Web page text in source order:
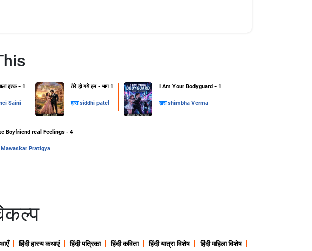
इश्क - 1
Saini
तेरे हो गये हम - भाग 1
द्वाराsiddhi patel
I Am Your Bodyguard - 1
द्वाराshimbha Verma
Boyfriend real Feelings - 4
Mawaskar Pratigya
हिंदी हास्य कथाएं हिंदी पत्रिका हिंदी कविता हिंदी यात्रा विशेष
हिंदी महिला विशेष